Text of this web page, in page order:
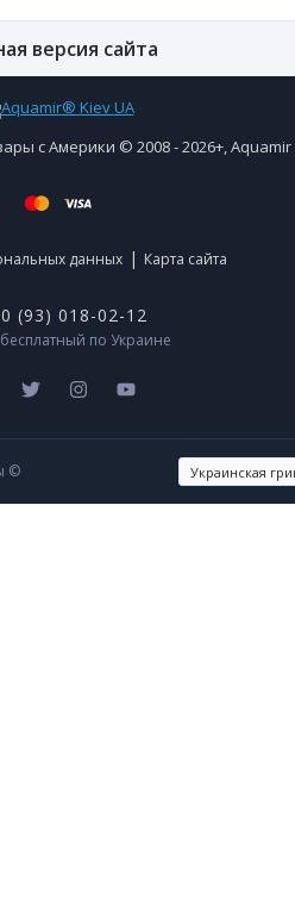
версия сайта
с Америки © 2008 - 2026+,
данных | Карта сайта
(93) 018-02-12
по Украине
©